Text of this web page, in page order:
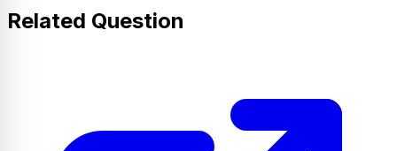
Related Question